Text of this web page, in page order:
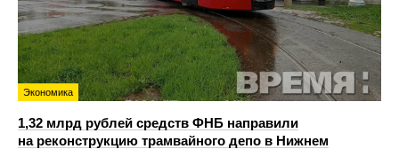
Экономика
1,32 млрд рублей средств ФНБ направили
на реконструкцию трамвайного депо в Нижнем